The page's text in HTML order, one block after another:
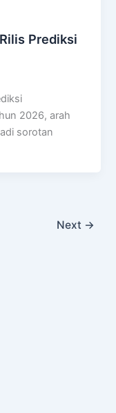
Prediksi
2026, arah
sorotan
Next →